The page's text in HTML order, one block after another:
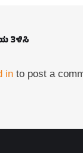
ತಿಳಿಸಿ
in to post a